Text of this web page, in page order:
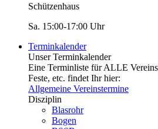
Schützenhaus
Sa. 15:00-17:00 Uhr
Terminkalender
Unser Terminkalender
Eine Terminliste für ALLE
Feste, etc. findet Ihr hier:
Allgemeine Vereinstermine
Disziplin
Blasrohr
Bogen